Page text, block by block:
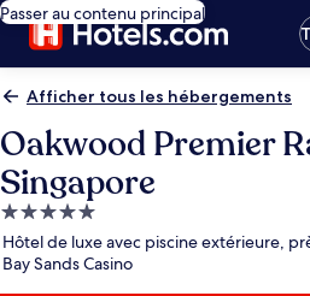
Passer au contenu principal
Afficher tous les hébergements
Oakwood Premier
Singapore
Hébergement
5.0 étoiles
Hôtel de luxe avec piscine extérieure,
Bay Sands Casino